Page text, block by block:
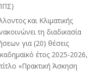
και Κλιματικής
τη διαδικασία
για (20) θέσεις
έτος 2025-2026,
«Πρακτική Άσκηση